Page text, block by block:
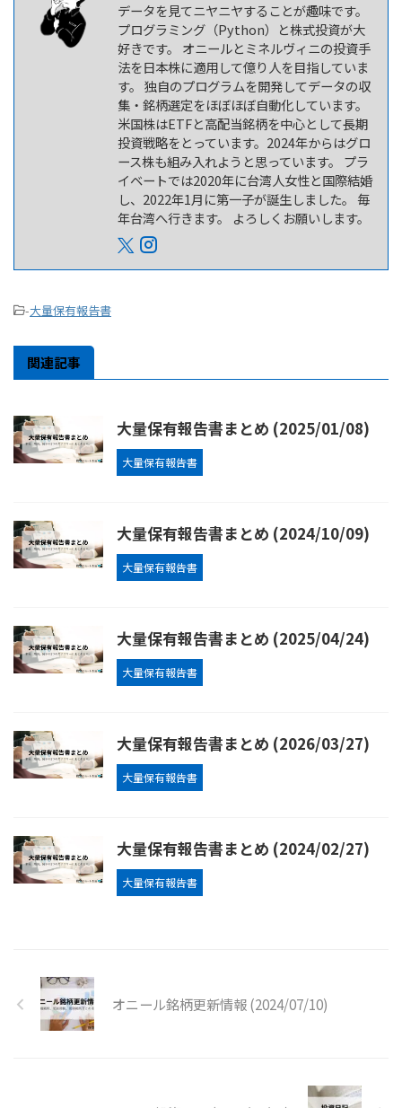
データを見てニヤニヤすることが趣味です。
プログラミング（Python）と株式投資が大
好きです。 オニールとミネルヴィニの投資手
法を日本株に適用して億り人を目指していま
す。 独自のプログラムを開発してデータの収
集・銘柄選定をほぼほぼ自動化しています。
米国株はETFと高配当銘柄を中心として長期
投資戦略をとっています。2024年からはグロ
ース株も組み入れようと思っています。 プラ
イベートでは2020年に台湾人女性と国際結婚
し、2022年1月に第一子が誕生しました。 毎
年台湾へ行きます。 よろしくお願いします。
-大量保有報告書
関連記事
大量保有報告書まとめ (2025/01/08)
大量保有報告書
大量保有報告書まとめ (2024/10/09)
大量保有報告書
大量保有報告書まとめ (2025/04/24)
大量保有報告書
大量保有報告書まとめ (2026/03/27)
大量保有報告書
大量保有報告書まとめ (2024/02/27)
大量保有報告書
オニール銘柄更新情報 (2024/07/10)